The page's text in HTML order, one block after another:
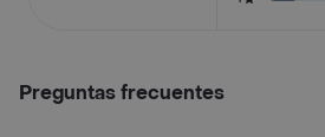
Preguntas frecuentes